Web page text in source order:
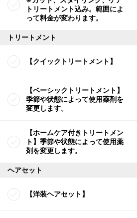
トリートメント込み。範囲によ
って料金が変わります。
トリートメント
【クイックトリートメント】
【ベーシックトリートメント】
季節や状態によって使用薬剤を
変更します。
【ホームケア付きトリートメン
ト】季節や状態によって使用薬
剤を変更します。
ヘアセット
【洋装ヘアセット】